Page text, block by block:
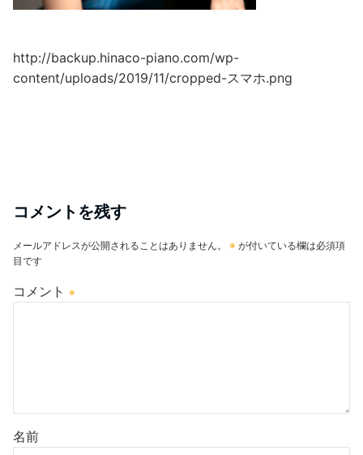
http://backup.hinaco-piano.com/wp-
content/uploads/2019/11/cropped-スマホ.png
コメントを残す
メールアドレスが公開されることはありません。 ※ が付いている欄は必須項
目です
コメント ※
名前